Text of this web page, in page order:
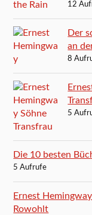
12
Der
an
8
5
Die 10 besten
5 Aufrufe
Ernest
Rowohlt